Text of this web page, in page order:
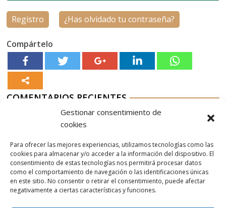
Gestionar consentimiento de
cookies
Para ofrecer las mejores experiencias, utilizamos tecnologías como las
cookies para almacenar y/o acceder a la información del dispositivo. El
consentimiento de estas tecnologías nos permitirá procesar datos
como el comportamiento de navegación o las identificaciones únicas
en este sitio. No consentir o retirar el consentimiento, puede afectar
negativamente a ciertas características y funciones.
Registro ¿Has olvidado tu contraseña?
Compártelo
COMENTARIOS RECIENTES
Nordés Vermouth Rojo
Aurelio G-MenNordés Vermouth Rojo
AitorenNordés Vermouth Rojo
Aurelio G-M en Nordés Vermouth Rojo